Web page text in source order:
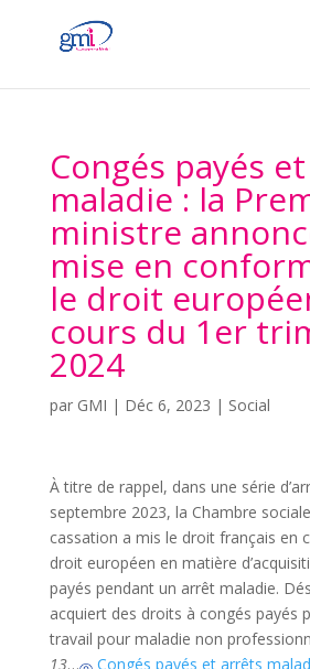
Congés payés
maladie : la
ministre
mise en
le droit
cours du 1er
2024
par GMI | Déc 6, 2023 | Social
À titre de rappel, dans une série
septembre 2023, la Chambre
cassation a mis le droit français en
droit européen en matière
payés pendant un arrêt maladie.
acquiert des droits à congés payés
travail pour maladie non
13… Congés payés et arrêts